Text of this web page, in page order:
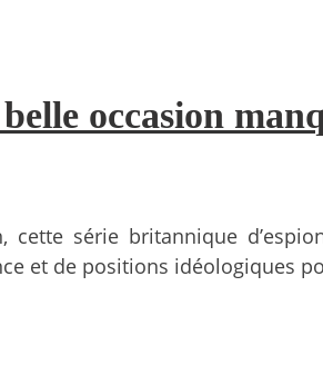
occasion
cette série britannique
et de positions idéologiques